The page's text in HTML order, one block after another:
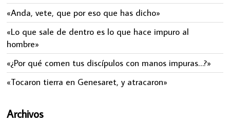
«Anda, vete, que por eso que has dicho»
«Lo que sale de dentro es lo que hace impuro al
hombre»
«¿Por qué comen tus discípulos con manos impuras…?»
«Tocaron tierra en Genesaret, y atracaron»
Archivos